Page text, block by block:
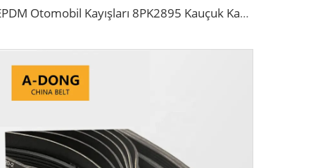
EPDM Otomobil Kayışları 8PK2895 Kauçuk Kayışlar Kamyon Fan Kayışları 10PK